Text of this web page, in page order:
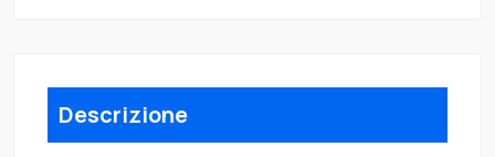
Descrizione